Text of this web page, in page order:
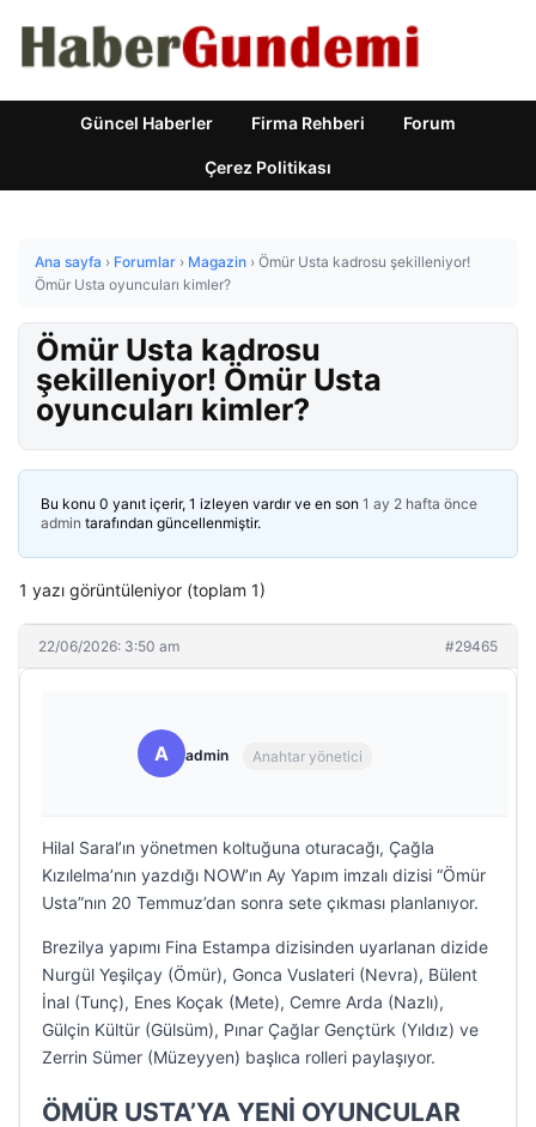
Güncel Haberler Firma Rehberi Forum
Çerez Politikası
Ana sayfa › Forumlar › Magazin › Ömür Usta kadrosu şekilleniyor!
Ömür Usta oyuncuları kimler?
Ömür Usta kadrosu
şekilleniyor! Ömür Usta
oyuncuları kimler?
Bu konu 0 yanıt içerir, 1 izleyen vardır ve en son 1 ay 2 hafta önce
admin tarafından güncellenmiştir.
1 yazı görüntüleniyor (toplam 1)
22/06/2026: 3:50 am #29465
A admin Anahtar yönetici
Hilal Saral’ın yönetmen koltuğuna oturacağı, Çağla
Kızılelma’nın yazdığı NOW’ın Ay Yapım imzalı dizisi “Ömür
Usta”nın 20 Temmuz’dan sonra sete çıkması planlanıyor.
Brezilya yapımı Fina Estampa dizisinden uyarlanan dizide
Nurgül Yeşilçay (Ömür), Gonca Vuslateri (Nevra), Bülent
İnal (Tunç), Enes Koçak (Mete), Cemre Arda (Nazlı),
Gülçin Kültür (Gülsüm), Pınar Çağlar Gençtürk (Yıldız) ve
Zerrin Sümer (Müzeyyen) başlıca rolleri paylaşıyor.
ÖMÜR USTA’YA YENİ OYUNCULAR